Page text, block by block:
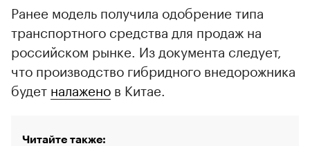
Ранее модель получила одобрение типа
транспортного средства для продаж на
российском рынке. Из документа следует,
что производство гибридного внедорожника
будет налажено в Китае.
Читайте также: